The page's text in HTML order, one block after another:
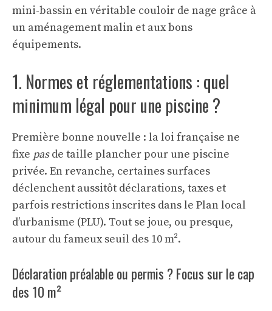
mini-bassin en véritable couloir de nage grâce à
un aménagement malin et aux bons
équipements.
1. Normes et réglementations : quel
minimum légal pour une piscine ?
Première bonne nouvelle : la loi française ne
fixe pasde taille plancher pour une piscine
privée. En revanche, certaines surfaces
déclenchent aussitôt déclarations, taxes et
parfois restrictions inscrites dans le Plan local
d’urbanisme (PLU). Tout se joue, ou presque,
autour du fameux seuil des 10 m².
Déclaration préalable ou permis ? Focus sur le cap
des 10 m²